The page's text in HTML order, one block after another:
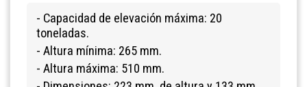
- Capacidad de elevación máxima: 20
toneladas.
- Altura mínima: 265 mm.
- Altura máxima: 510 mm.